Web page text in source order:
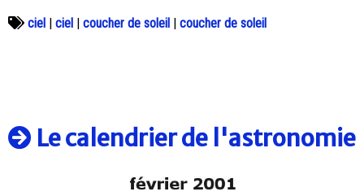
ciel ciel coucher de soleil coucher de soleil
Le calendrier de l'astronomie